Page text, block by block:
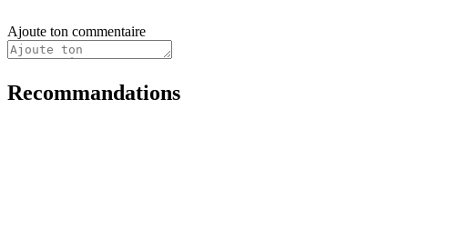
Ajoute ton commentaire
Recommandations